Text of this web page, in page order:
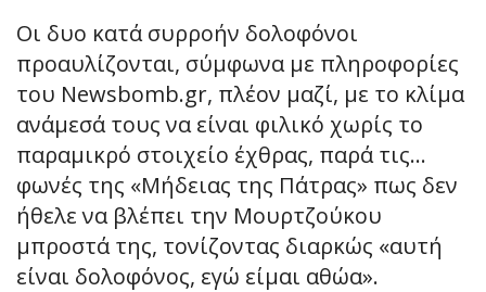
Οι δυο κατά συρροήν δολοφόνοι
προαυλίζονται, σύμφωνα με πληροφορίες
του Newsbomb.gr, πλέον μαζί, με το κλίμα
ανάμεσά τους να είναι φιλικό χωρίς το
παραμικρό στοιχείο έχθρας, παρά τις…
φωνές της «Μήδειας της Πάτρας» πως δεν
ήθελε να βλέπει την Μουρτζούκου
μπροστά της, τονίζοντας διαρκώς «αυτή
είναι δολοφόνος, εγώ είμαι αθώα».